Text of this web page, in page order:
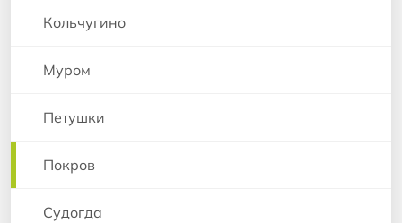
Кольчугино
Муром
Петушки
Покров
Судогда